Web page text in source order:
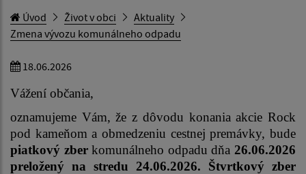
Úvod Život v obci
Aktuality
Zmena vývozu komunálneho odpadu
18.06.2026
Vážení občania,
oznamujeme Vám, že z dôvodu konania akcie Rock
pod kameňom a obmedzeniu cestnej premávky, bude
piatkový zberkomunálneho odpadu dňa 26.06.2026
preložený na stredu 24.06.2026.
Štvrtkový zber